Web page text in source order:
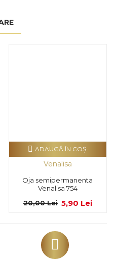
Venalisa
Oja semipermanenta
Venalisa 754
5,90 Lei
20,00 Lei
ADAUGĂ ÎN COŞ